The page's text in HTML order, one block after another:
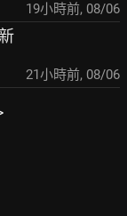
19小時前, 08/06
21小時前, 08/06